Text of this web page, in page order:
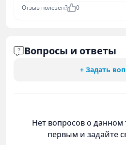
Отзыв полезен? 0
Вопросы и ответы
+ Задать
Нет вопросов о данном
первым и задайте